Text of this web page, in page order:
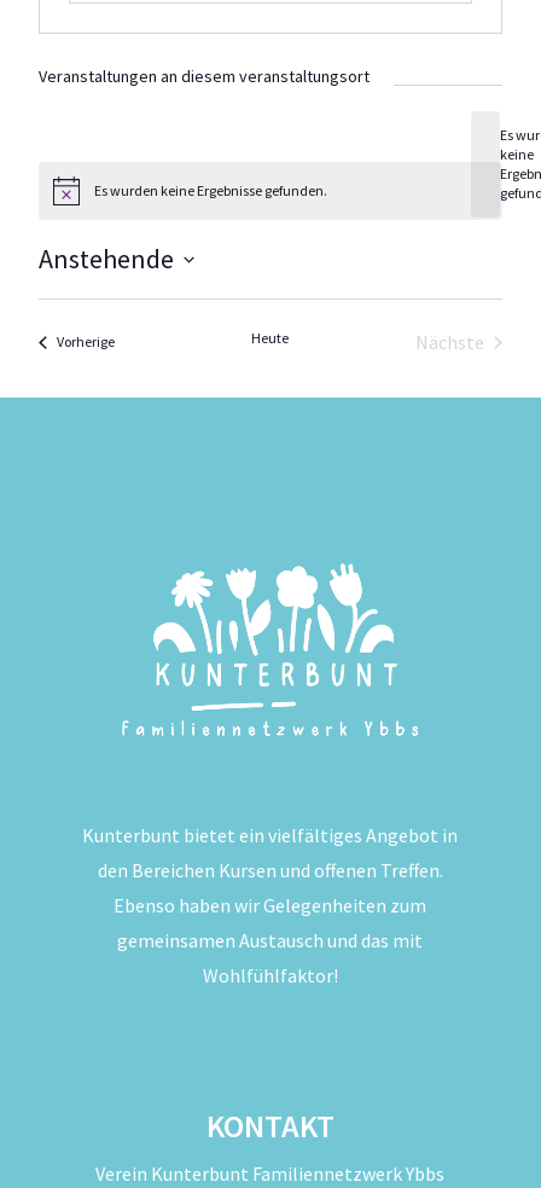
Veranstaltungen an diesem veranstaltungsort
Hinweis
Es
keine
HinweisEs wurden keine Ergebnisse gefunden.
Anstehende
Datum
wählen.
VorherigeVeranstaltungen Heute
Nächste
Kunterbunt bietet ein vielfältiges Angebot in
den Bereichen Kursen und offenen Treffen.
Ebenso haben wir Gelegenheiten zum
gemeinsamen Austausch und das mit
Wohlfühlfaktor!
KONTAKT
Verein Kunterbunt Familiennetzwerk Ybbs